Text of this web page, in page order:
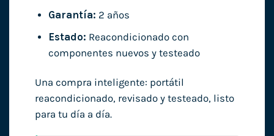
Garantía: 2 años
Estado: Reacondicionado con
componentes nuevos y testeado
Una compra inteligente: portátil
reacondicionado, revisado y testeado, listo
para tu día a día.